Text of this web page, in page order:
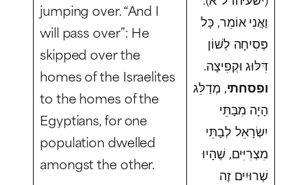
jumping over. “And I
will pass over”: He
skipped over the
homes of the Israelites
to the homes of the
Egyptians, for one
population dwelled
amongst the other.
וַאֲנִי אוֹמֵר, כָּל
פְּסִיחָה לְשׁוֹן
דִּלּוּג וּקְפִיצָה.
ופסחתי, מְדַלֵּג
הָיָה מִבָּתֵּי
יִשְׂרָאֵל לְבָתֵּי
מִצְרִיִּים, שֶׁהָיוּ
שְׁרוּיִים זֶה